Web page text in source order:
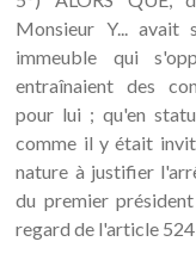
Monsieur Y... avait
immeuble qui
entraînaient des
pour lui ; qu'en
comme il y était
nature à justifier
du premier
regard de l'article